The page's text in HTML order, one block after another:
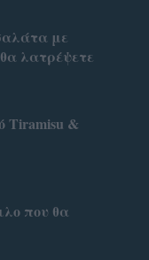
με
λατρέψετε
Tiramisu &
που θα